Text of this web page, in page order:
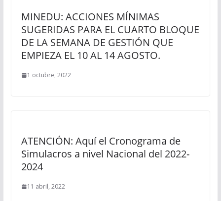
MINEDU: ACCIONES MÍNIMAS
SUGERIDAS PARA EL CUARTO BLOQUE
DE LA SEMANA DE GESTIÓN QUE
EMPIEZA EL 10 AL 14 AGOSTO.
1 octubre, 2022
ATENCIÓN: Aquí el Cronograma de
Simulacros a nivel Nacional del 2022-
2024
11 abril, 2022